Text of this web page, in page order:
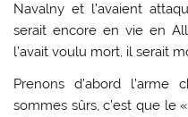
Navalny et l’avaient
serait encore en vie en
l’avait voulu mort, il serait
Prenons d’abord
sommes sûrs, c’est que le